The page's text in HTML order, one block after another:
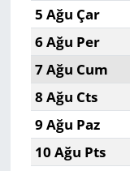
5 Ağu Çar
6 Ağu Per
7 Ağu Cum
8 Ağu Cts
9 Ağu Paz
10 Ağu Pts